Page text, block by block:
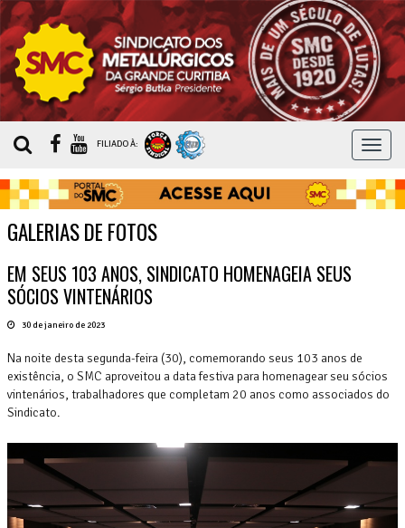
MENU
FILIADO À:
GALERIAS DE FOTOS
EM SEUS 103 ANOS, SINDICATO HOMENAGEIA SEUS
SÓCIOS VINTENÁRIOS
30 de janeiro de 2023
Na noite desta segunda-feira (30), comemorando seus 103 anos de
existência, o SMC aproveitou a data festiva para homenagear seu sócios
vintenários, trabalhadores que completam 20 anos como associados do
Sindicato.